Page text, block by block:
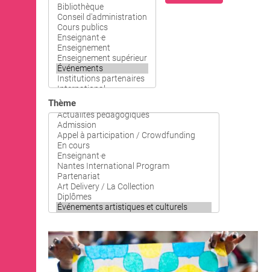
COURS PUBLICS
OPEN SCHOOL
Actualités / Agenda
Lieux
Expositions
Événements
Ressources
Artothèque de Nantes
Les Alumni·ae
CONTACTS
Thème